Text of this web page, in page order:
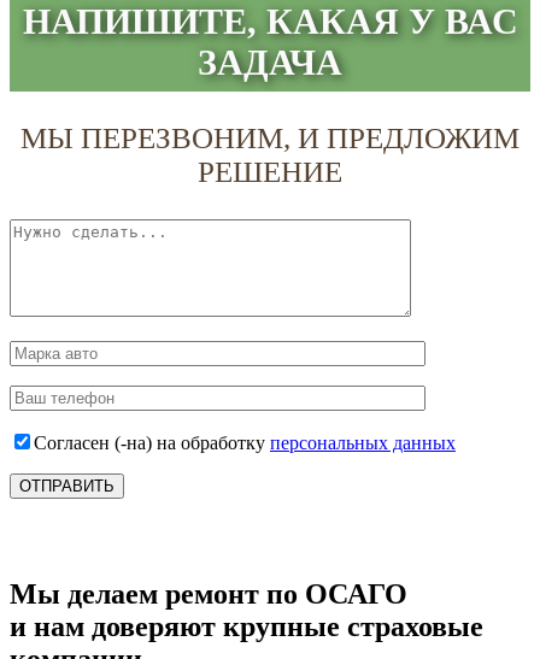
НАПИШИТЕ, КАКАЯ У ВАС
ЗАДАЧА
МЫ ПЕРЕЗВОНИМ, И ПРЕДЛОЖИМ
РЕШЕНИЕ
Согласен (-на) на обработку персональных данных
Мы делаем ремонт по ОСАГО
и нам доверяют крупные страховые